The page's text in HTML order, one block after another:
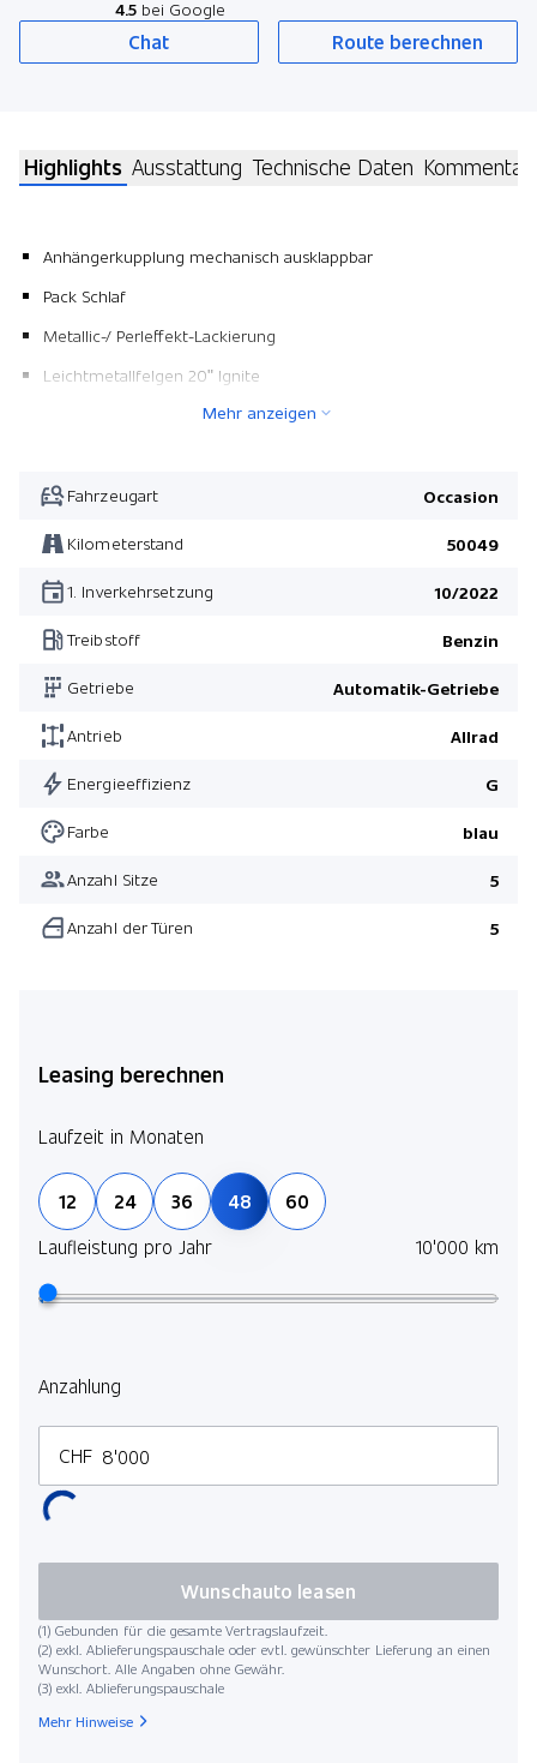
4.5 bei Google
Chat Route berechnen
Highlights Ausstattung Technische Daten Kommentar
Anhängerkupplung mechanisch ausklappbar
Pack Schlaf
Metallic-/ Perleffekt-Lackierung
Leichtmetallfelgen 20" Ignite
Panorama-Schiebedach
Pack Family für Sitzbezüge in Leder
Pack Family für Sitzbezüge in Leder
Mehr anzeigen
Fahrzeugart Occasion
Kilometerstand 50049
1. Inverkehrsetzung 10/2022
Treibstoff Benzin
Getriebe Automatik-Getriebe
Antrieb Allrad
Energieeffizienz G
Farbe blau
Anzahl Sitze 5
Anzahl der Türen 5
Leasing berechnen
Laufzeit in Monaten
12 24 36 48
60
Laufleistung pro Jahr
10'000 km
Anzahlung
CHF
(1) Gebunden für die gesamte Vertragslaufzeit.
(2) exkl. Ablieferungspauschale oder evtl. gewünschter Lieferung an einen
Wunschort. Alle Angaben ohne Gewähr.
(3) exkl. Ablieferungspauschale
Wunschauto leasen
Mehr Hinweise